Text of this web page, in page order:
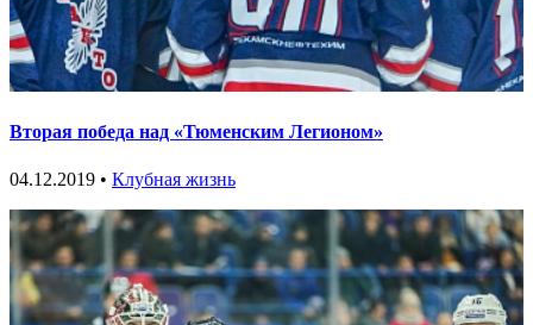
Вторая победа над «Тюменским Легионом»
04.12.2019 • Клубная жизнь